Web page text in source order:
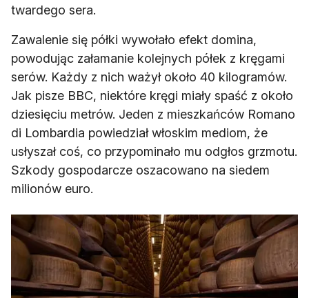
twardego sera.
Zawalenie się półki wywołało efekt domina,
powodując załamanie kolejnych półek z kręgami
serów. Każdy z nich ważył około 40 kilogramów.
Jak pisze BBC, niektóre kręgi miały spaść z około
dziesięciu metrów. Jeden z mieszkańców Romano
di Lombardia powiedział włoskim mediom, że
usłyszał coś, co przypominało mu odgłos grzmotu.
Szkody gospodarcze oszacowano na siedem
milionów euro.